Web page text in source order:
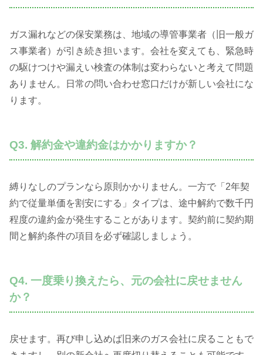
ガス漏れなどの保安業務は、地域の導管事業者（旧一般ガ
ス事業者）が引き続き担います。会社を変えても、緊急時
の駆けつけや漏えい検査の体制は変わらないと考えて問題
ありません。日常の問い合わせ窓口だけが新しい会社にな
ります。
Q3. 解約金や違約金はかかりますか？
縛りなしのプランなら原則かかりません。一方で「2年契
約で従量単価を割安にする」タイプは、途中解約で数千円
程度の違約金が発生することがあります。契約前に契約期
間と解約条件の項目を必ず確認しましょう。
Q4. 一度乗り換えたら、元の会社に戻せません
か？
戻せます。再び申し込めば旧来のガス会社に戻ることもで